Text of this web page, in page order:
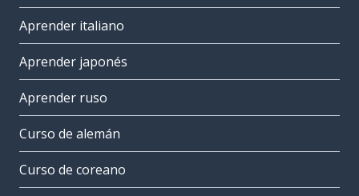
Aprender italiano
Aprender japonés
Aprender ruso
Curso de alemán
Curso de coreano